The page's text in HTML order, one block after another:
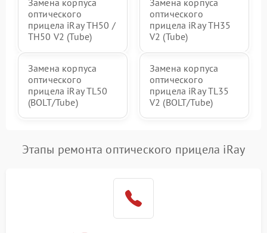
Замена корпуса
оптического
прицела iRay TH50 /
TH50 V2 (Tube)
Замена корпуса
оптического
прицела iRay TH35
V2 (Tube)
Замена корпуса
оптического
прицела iRay TL50
(BOLT/Tube)
Замена корпуса
оптического
прицела iRay TL35
V2 (BOLT/Tube)
Этапы ремонта оптического прицела iRay